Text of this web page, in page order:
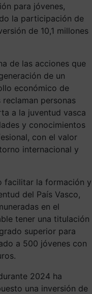
para jóvenes,
la participación de
de 10,1 millones
de las acciones que
de un
económico de
personas
a la juventud vasca
y conocimientos
con el valor
internacional y
facilitar la formación y
del País Vasco,
en el
tener una titulación
superior para
a 500 jóvenes con
2024 ha
una inversión de